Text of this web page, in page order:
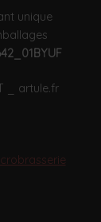
unique
_ artule.fr